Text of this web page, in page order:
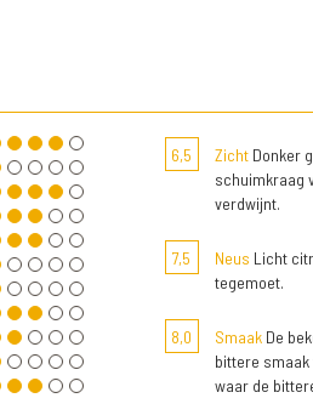
6,5 ZichtDonker
schuimkraag
verdwijnt.
7,5 Neus Licht
tegemoet.
8,0 SmaakDe
bittere smaak
waar de